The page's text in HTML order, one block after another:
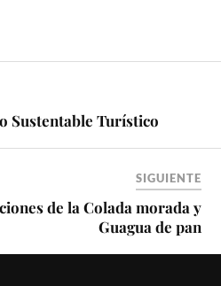
Sustentable Turístico
SIGUIENTE
de la Colada morada y
Guagua de pan